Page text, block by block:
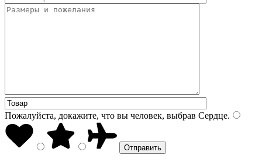
Пожалуйста, докажите, что вы человек, выбрав Сердце.